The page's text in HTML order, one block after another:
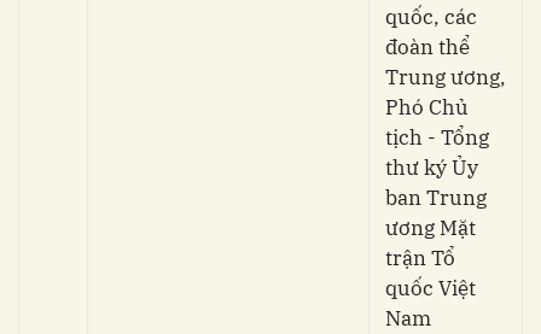
quốc, các
đoàn thể
Trung ương,
Phó Chủ
tịch - Tổng
thư ký Ủy
ban Trung
ương Mặt
trận Tổ
quốc Việt
Nam